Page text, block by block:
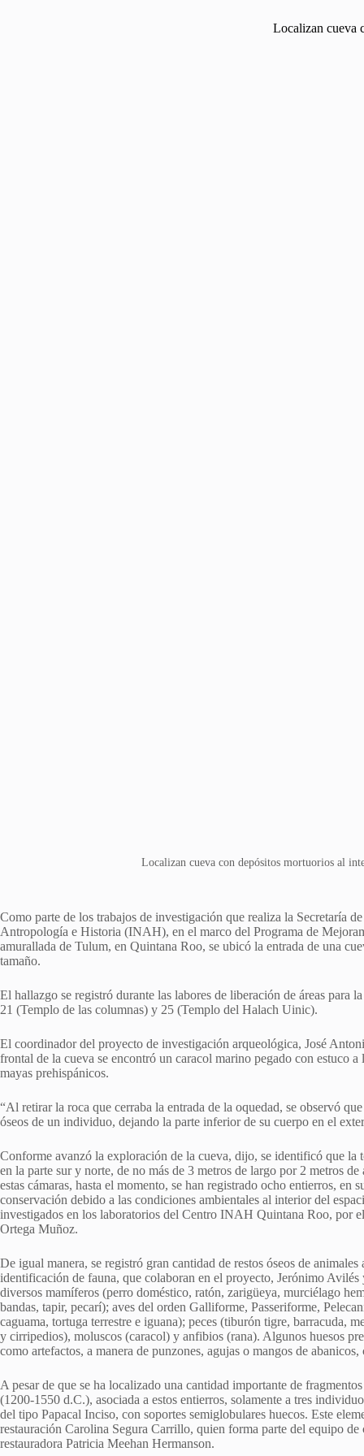
Localizan cueva
Localizan cueva con depósitos mortuorios al
Como parte de los trabajos de investigación que realiza la Secretaría
Antropología e Historia (INAH), en el marco del Programa de
amurallada de Tulum, en Quintana Roo, se ubicó la entrada de una
tamaño.
El hallazgo se registró durante las labores de liberación de áreas para
21 (Templo de las columnas) y 25 (Templo del Halach Uinic).
El coordinador del proyecto de investigación arqueológica, José
frontal de la cueva se encontró un caracol marino pegado con estuco
mayas prehispánicos.
“Al retirar la roca que cerraba la entrada de la oquedad, se observó
óseos de un individuo, dejando la parte inferior de su cuerpo en el
Conforme avanzó la exploración de la cueva, dijo, se identificó que la
en la parte sur y norte, de no más de 3 metros de largo por 2 metros
estas cámaras, hasta el momento, se han registrado ocho entierros, en
conservación debido a las condiciones ambientales al interior del
investigados en los laboratorios del Centro INAH Quintana Roo, por
Ortega Muñoz.
De igual manera, se registró gran cantidad de restos óseos de
identificación de fauna, que colaboran en el proyecto, Jerónimo
diversos mamíferos (perro doméstico, ratón, zarigüeya, murciélago
bandas, tapir, pecarí); aves del orden Galliforme, Passeriforme,
caguama, tortuga terrestre e iguana); peces (tiburón tigre, barracuda,
y cirripedios), moluscos (caracol) y anfibios (rana). Algunos huesos
como artefactos, a manera de punzones, agujas o mangos de
A pesar de que se ha localizado una cantidad importante de
(1200-1550 d.C.), asociada a estos entierros, solamente a tres
del tipo Papacal Inciso, con soportes semiglobulares huecos. Este
restauración Carolina Segura Carrillo, quien forma parte del equipo
restauradora Patricia Meehan Hermanson.